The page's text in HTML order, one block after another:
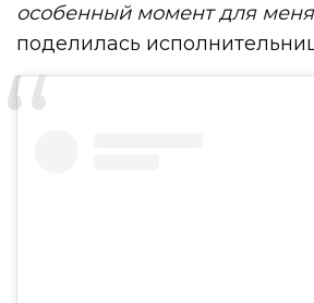
особенный момент для
поделилась